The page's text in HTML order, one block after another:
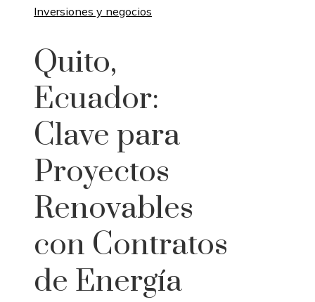
Inversiones y negocios
Quito,
Ecuador:
Clave para
Proyectos
Renovables
con Contratos
de Energía